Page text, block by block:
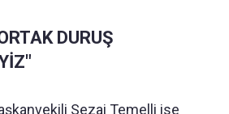
DURUŞ
Sezai Temelli ise